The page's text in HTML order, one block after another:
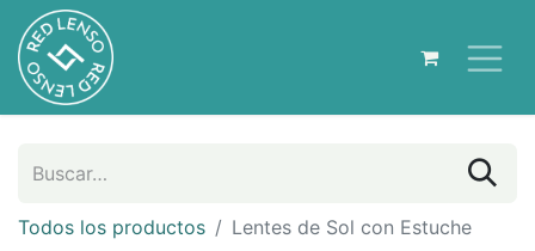
Todos los productos Lentes de Sol con Estuche